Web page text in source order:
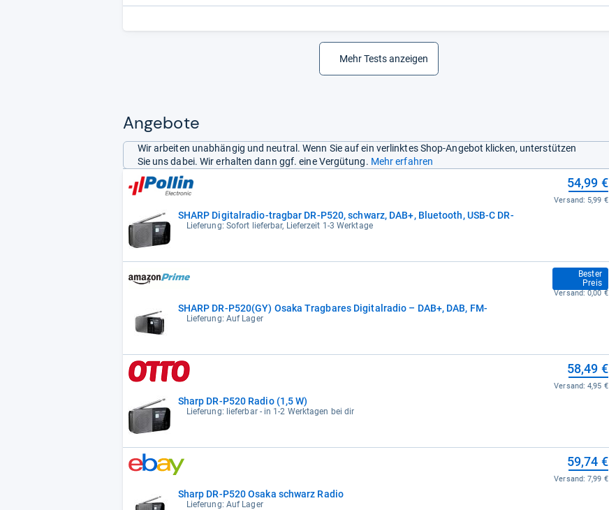
Mehr Tests anzeigen
Angebote
Wir arbeiten unabhängig und neutral. Wenn Sie auf ein verlinktes Shop-Angebot klicken, unterstützen
Sie uns dabei. Wir erhalten dann ggf. eine Vergütung. Mehr erfahren
SHARP Digitalradio-tragbar DR-P520, schwarz, DAB+, Bluetooth, USB-C DR-
Lieferung: Sofort lieferbar, Lieferzeit 1-3 Werktage
54,99 €
Versand: 5,99 €
SHARP DR-P520(GY) Osaka Tragbares Digitalradio – DAB+, DAB, FM-
Lieferung: Auf Lager
Bester
Preis
58,49 €
Versand:0,00 €
Sharp DR-P520 Radio (1,5 W)
Lieferung: lieferbar - in 1-2 Werktagen bei dir
58,49 €
Versand:4,95 €
Sharp DR-P520 Osaka schwarz Radio
Lieferung: Auf Lager
59,74 €
Versand:7,99 €